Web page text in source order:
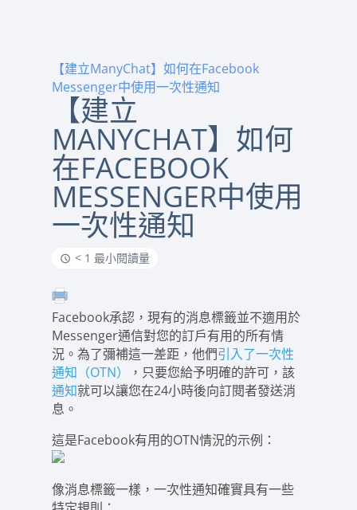
【建立ManyChat】如何在Facebook
Messenger中使用一次性通知
【建立
MANYCHAT】如何
在FACEBOOK
MESSENGER中使用
一次性通知
< 1 最小閱讀量
Facebook承認，現有的消息標籤並不適用於
Messenger通信對您的訂戶有用的所有情
況。為了彌補這一差距，他們引入了一次性
通知（OTN）
，只要您給予明確的許可，該
通知就可以讓您在24小時後向訂閱者發送消
息。
這是Facebook有用的OTN情況的示例：
像消息標籤一樣，一次性通知確實具有一些